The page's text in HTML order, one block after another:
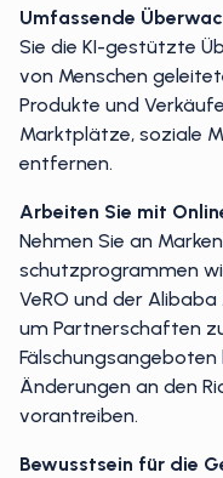
Umfassende
Sie die KI-gestützte
von Menschen
Produkte und
Marktplätze, soziale
entfernen.
Arbeiten Sie mit
Nehmen Sie an
schutzprogrammen
VeRO und der
um Partnerschaften
Änderungen an den
vorantreiben.
Bewusstsein für die